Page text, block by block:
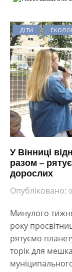
ДІТИ
У Вінниці
разом –
дорослих
Опубліковано:
Минулого
року
рятуємо
торік для